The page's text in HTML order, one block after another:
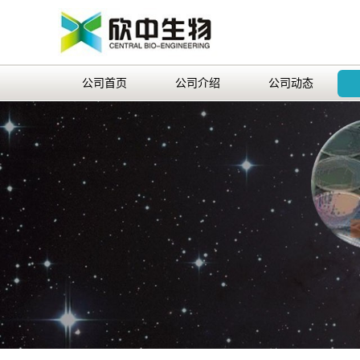
公司首页 公司介绍 公司动态